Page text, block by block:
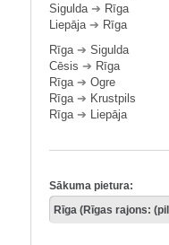
Sigulda➔ Rīga
Liepāja➔ Rīga
Rīga➔ Sigulda
Cēsis ➔ Rīga
Rīga➔ Ogre
Rīga➔ Krustpils
Rīga➔ Liepāja
Sākuma pietura: